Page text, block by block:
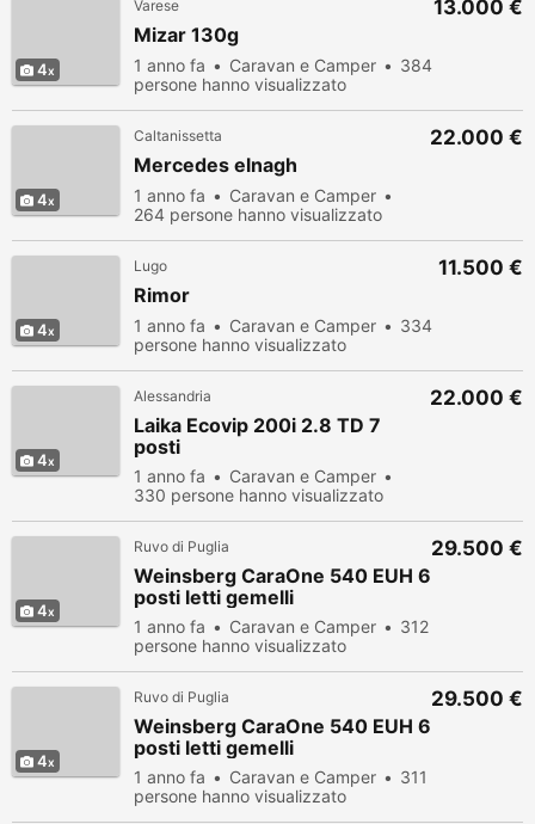
4
Varese
Mizar 130g
1 anno fa Caravan e Camper
384
persone hanno visualizzato
13.000 €
4
Caltanissetta
Mercedes elnagh
1 anno fa
Caravan e Camper
264 persone hanno visualizzato
22.000 €
4
Lugo
Rimor
1 anno fa Caravan e Camper
334
persone hanno visualizzato
11.500 €
4
Alessandria
Laika Ecovip 200i 2.8 TD 7
posti
1 anno fa
Caravan e Camper
330 persone hanno visualizzato
22.000 €
4
Ruvo di Puglia
Weinsberg CaraOne 540 EUH 6
posti letti gemelli
1 anno fa Caravan e Camper
312
persone hanno visualizzato
29.500 €
4
Ruvo di Puglia
Weinsberg CaraOne 540 EUH 6
posti letti gemelli
1 anno fa Caravan e Camper
311
persone hanno visualizzato
29.500 €